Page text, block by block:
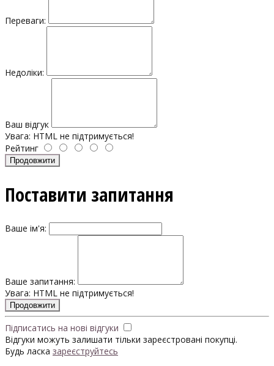
Переваги:
Недоліки:
Ваш відгук
Увага: HTML не підтримується!
Рейтинг
Продовжити
Поставити запитання
Ваше ім'я:
Ваше запитання:
Увага: HTML не підтримується!
Продовжити
Підписатись на нові відгуки
Відгуки можуть залишати тільки зареєстровані покупці.
Будь ласка зареєструйтесь